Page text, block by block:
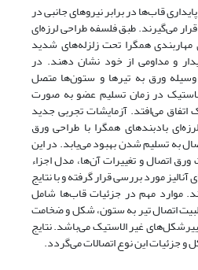
قاب‌ها در برابر نیروهای جانبی در
می‌گیرند. طبق فلسفه طراحی لرزه‌ای
همگرا تحت زلزله‌های شدید
و مداومی از خود نشان دهند. در
وسیله ورق به تیرها و ستون‌ها متصل
در زمان تسلیم عضو به صورت
می‌افتد. آزمایشات تجربی جدید
بادبندهای همگرا با طراحی ورق
به تسلیم شدن بهبود می‌یابد. در این
اتصال و تغییرات آن‌ها، مدل اجزاء
مورد بررسی قرار گرفته و با نتایج
موارد مهم در جزئیات قاب‌ها شامل
اتصال تیر به ستون، شکل و ضخامت
غیر الاستیک می‌باشد. نتایج
جزئیات این نوع اتصالات می‌گردد.